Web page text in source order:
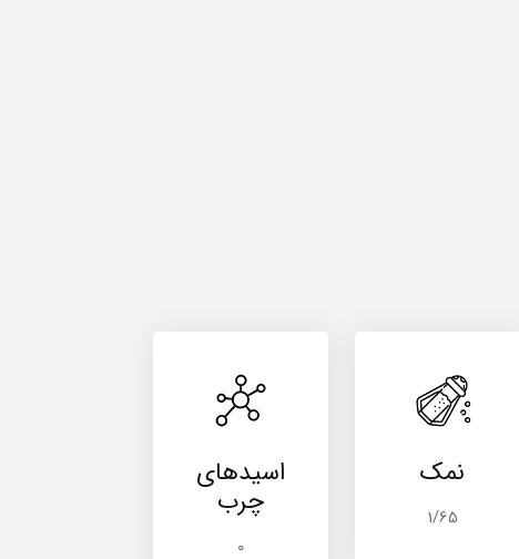
نمک
1/65
اسیدهای
چرب